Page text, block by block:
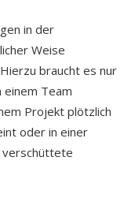
in der
Weise
braucht es nur
Team
Projekt plötzlich
oder in einer
verschüttete